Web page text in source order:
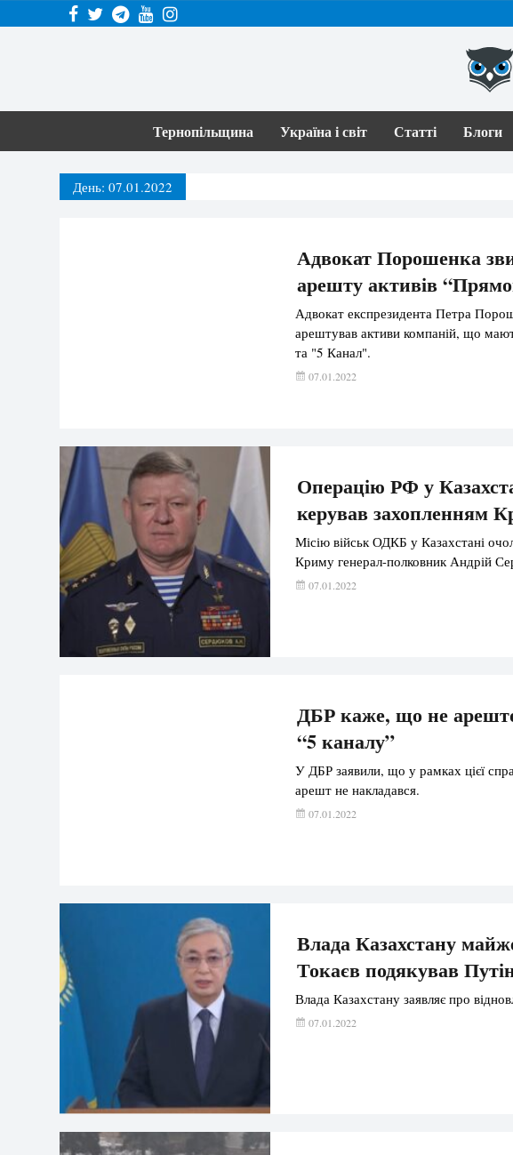
Тернопільщина Україна і світ Статті Блоги
День: 07.01.2022
Адвокат Порошенка
арешту активів
Адвокат експрезидента Петра
арештував активи компаній, що
та "5 Канал".
07.01.2022
Операцію РФ у
керував захопленням
Місію військ ОДКБ у Казахстані
Криму генерал-полковник Андрій
07.01.2022
ДБР каже, що не
“5 каналу”
У ДБР заявили, що у рамках цієї
арешт не накладався.
07.01.2022
Влада Казахстану
Токаєв подякував
Влада Казахстану заявляє про
07.01.2022